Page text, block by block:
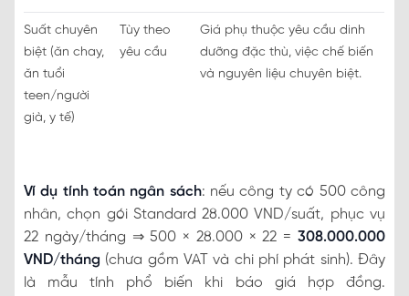
Suất chuyên
biệt (ăn chay,
ăn tuổi
teen/người
già, y tế)
Tùy theo
yêu cầu
Giá phụ thuộc yêu cầu dinh
dưỡng đặc thù, việc chế biến
và nguyên liệu chuyên biệt.
Ví dụ tính toán ngân sách: nếu công ty có 500 công
nhân, chọn gói Standard 28.000 VND/suất, phục vụ
22 ngày/tháng ⇒ 500 × 28.000 × 22 = 308.000.000
VND/tháng (chưa gồm VAT và chi phí phát sinh). Đây
là mẫu tính phổ biến khi báo giá hợp đồng.